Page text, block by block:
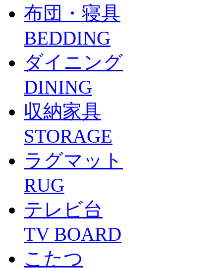
布団・寝具
BEDDING
ダイニング
DINING
収納家具
STORAGE
ラグマット
RUG
テレビ台
TV BOARD
こたつ